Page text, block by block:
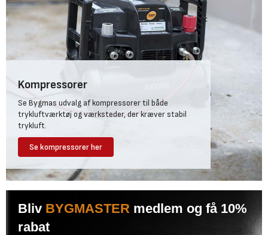
Kompressorer
Se Bygmas udvalg af kompressorer til både
trykluftværktøj og værksteder, der kræver stabil
trykluft.
Se kompressorer her
Bliv BYGMASTER medlem og få 10%
rabat